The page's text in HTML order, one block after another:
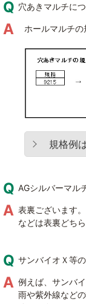
穴あきマルチに
ホールマルチ
規格例
AGシルバーマル
表裏ございます
などは表裏どち
サンバイオＸ等
例えば、サンバ
雨や紫外線など